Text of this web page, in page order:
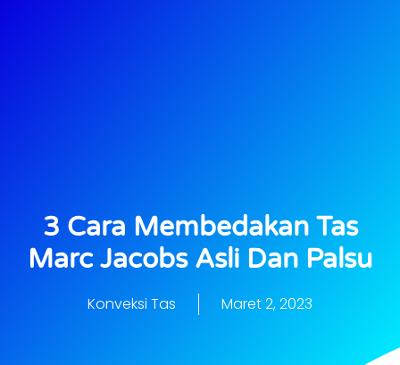
3 Cara Membedakan Tas
Marc Jacobs Asli Dan Palsu
Konveksi Tas Maret 2, 2023